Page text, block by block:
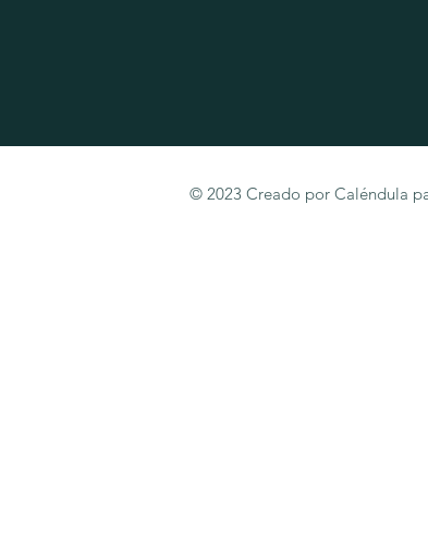
© 2023 Creado por Caléndula